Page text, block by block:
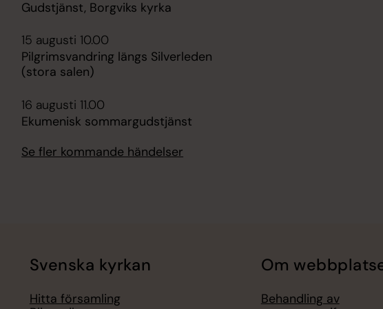
Gudstjänst, Borgviks kyrka
15 augusti 10.00
Pilgrimsvandring längs Silverleden
(stora salen)
16 augusti 11.00
Ekumenisk sommargudstjänst
Se fler kommande händelser
Svenska kyrkan
Hitta församling
Om
Behandling av